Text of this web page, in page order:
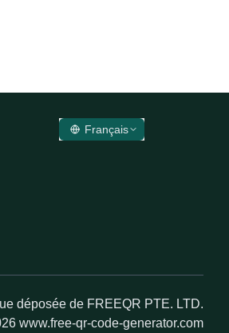
Français
déposée de FREEQR PTE. LTD.
www.free-qr-code-generator.com